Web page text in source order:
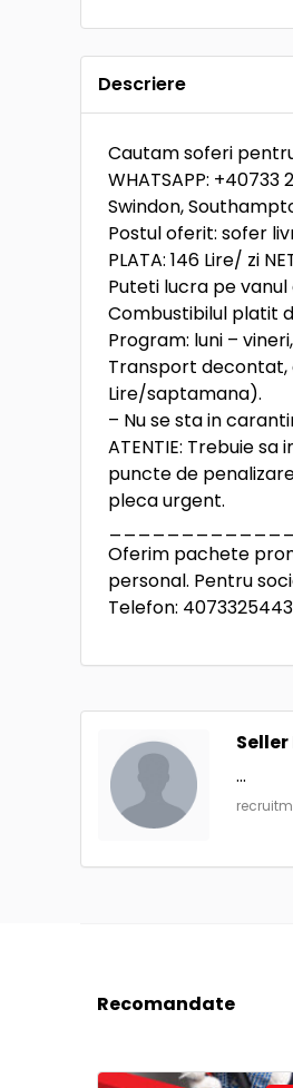
Descriere
Cautam soferi
WHATSAPP: +40733
Swindon,
Postul oferit: sofer
PLATA: 146 Lire/ zi
Puteti lucra pe
Combustibilul platit
Program: luni –
Transport
Lire/saptamana).
– Nu se sta in
ATENTIE: Trebuie
puncte de
pleca urgent.
Oferim pachete
personal. Pentru
Telefon:
...
Recomandate